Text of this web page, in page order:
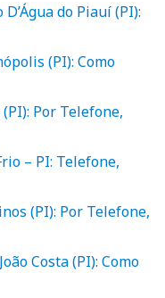
do Piauí (PI):
(PI): Como
Por Telefone,
– PI: Telefone,
(PI): Por Telefone,
Costa (PI): Como